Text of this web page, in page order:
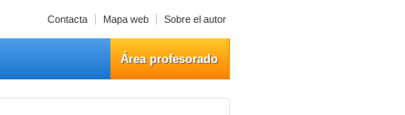
Contacta Mapa web Sobre el autor
Área profesorado